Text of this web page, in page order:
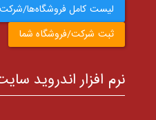
لیست کامل فروشگاه‌ها/شرکت‌ها
ثبت شرکت/فروشگاه شما
نرم افزار اندروید سایت